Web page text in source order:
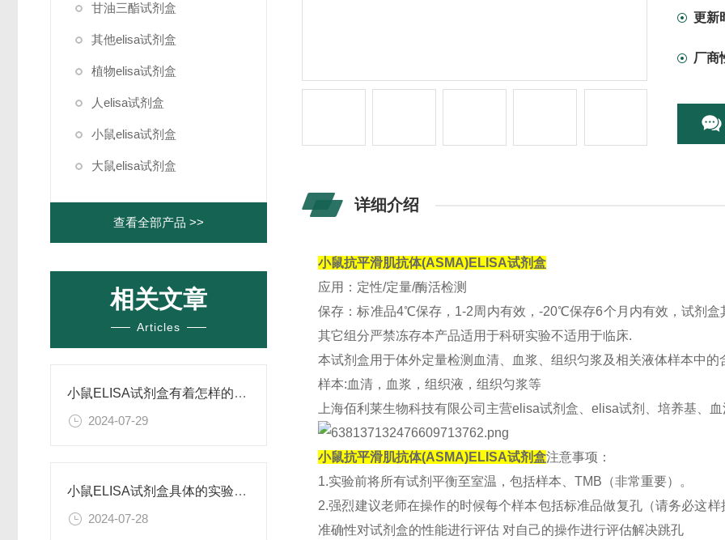
甘油三酯试剂盒
其他elisa试剂盒
植物elisa试剂盒
人elisa试剂盒
小鼠elisa试剂盒
大鼠elisa试剂盒
查看全部产品 >>
相关文章
Articles
小鼠ELISA试剂盒有着怎样的特点呢？
2024-07-29
小鼠ELISA试剂盒具体的实验步骤是怎样的呢？
2024-07-28
更新
厂商
详细介绍
小鼠抗平滑肌抗体(ASMA)ELISA试剂盒
应用：定性/定量/酶活检测
保存：标准品4℃保存，1-2周内有效，-20℃保存6个月内有效，试剂
其它组分严禁冻存本产品适用于科研实验不适用于临床.
本试剂盒用于体外定量检测血清、血浆、组织匀浆及相关液体样本中的
样本:血清，血浆，组织液，组织匀浆等
上海佰利莱生物科技有限公司主营elisa试剂盒、elisa试剂、培养基、
小鼠抗平滑肌抗体(ASMA)ELISA试剂盒注意事项：
1.实验前将所有试剂平衡至室温，包括样本、TMB（非常重要）。
2.强烈建议老师在操作的时候每个样本包括标准品做复孔（请务必这
准确性对试剂盒的性能进行评估 对自己的操作进行评估解决跳孔